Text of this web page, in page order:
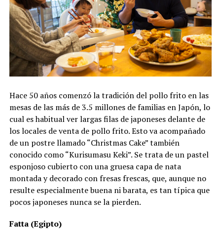
Hace 50 años comenzó la tradición del pollo frito en las
mesas de las más de 3.5 millones de familias en Japón, lo
cual es habitual ver largas filas de japoneses delante de
los locales de venta de pollo frito. Esto va acompañado
de un postre llamado “Christmas Cake” también
conocido como “Kurisumasu Keki”. Se trata de un pastel
esponjoso cubierto con una gruesa capa de nata
montada y decorado con fresas frescas, que, aunque no
resulte especialmente buena ni barata, es tan típica que
pocos japoneses nunca se la pierden.
Fatta (Egipto)